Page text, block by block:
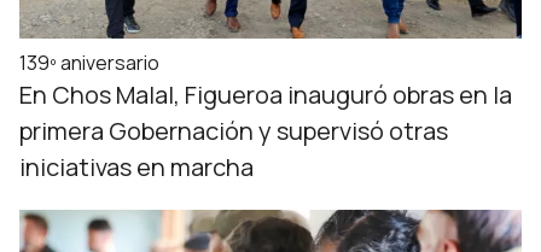
139º aniversario
En Chos Malal, Figueroa inauguró obras en la
primera Gobernación y supervisó otras
iniciativas en marcha